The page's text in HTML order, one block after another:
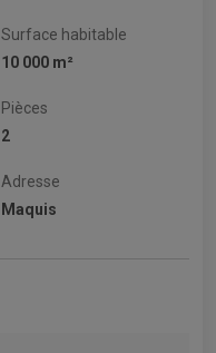
Surface habitable
10 000 m²
Pièces
2
Adresse
Maquis